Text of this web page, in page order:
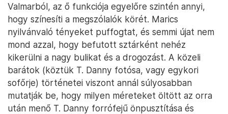
Valmarból, az ő funkciója egyelőre szintén annyi,
hogy színesíti a megszólalók körét. Marics
nyilvánvaló tényeket puffogtat, és semmi újat nem
mond azzal, hogy befutott sztárként nehéz
kikerülni a nagy bulikat és a drogozást. A közeli
barátok (köztük T. Danny fotósa, vagy egykori
sofőrje) történetei viszont annál súlyosabban
mutatják be, hogy milyen méreteket öltött az orra
után menő T. Danny forrófejű önpusztítása és